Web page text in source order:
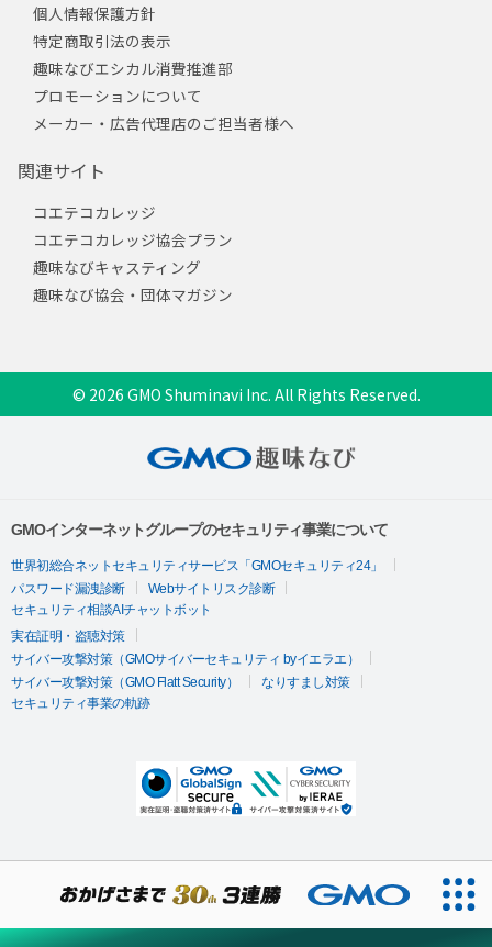
個人情報保護方針
特定商取引法の表示
趣味なびエシカル消費推進部
プロモーションについて
メーカー・広告代理店のご担当者様へ
関連サイト
コエテコカレッジ
コエテコカレッジ協会プラン
趣味なびキャスティング
趣味なび協会・団体マガジン
© 2026 GMO Shuminavi Inc. All Rights Reserved.